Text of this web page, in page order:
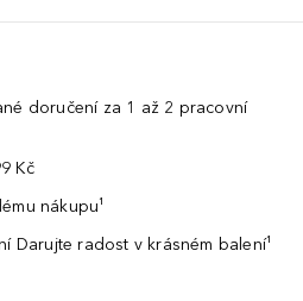
doručení za 1 až 2 pracovní
Kč
nákupu¹
Darujte radost v krásném balení¹